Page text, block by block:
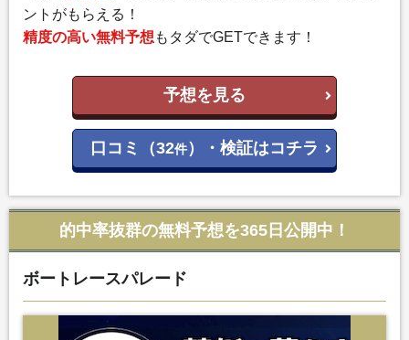
ントがもらえる！
精度の高い無料予想 もタダでGETできます！
予想を見る
口コミ（32件）・検証はコチラ
的中率抜群の無料予想を365日公開中！
ボートレースパレード